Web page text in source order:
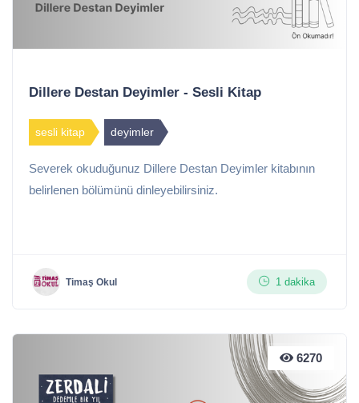
Dillere Destan Deyimler - Sesli Kitap
sesli kitap deyimler
Severek okuduğunuz Dillere Destan Deyimler kitabının
belirlenen bölümünü dinleyebilirsiniz.
Timaş Okul 1 dakika
6270